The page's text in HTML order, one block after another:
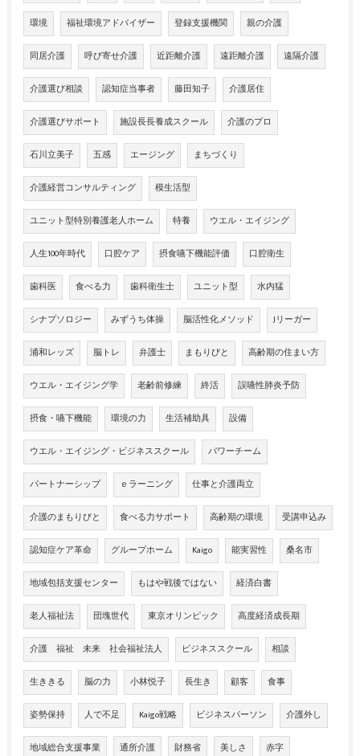
環境 福祉環境アドバイザー 登録支援機関 親の介護
同居介護 呼び寄せ介護 近距離介護 遠距離介護 遠隔介護
介護選び相談 認知症当事者 藤田知子 介護居住
介護選びサポート 施設長長養成スクール 介護のプロ
石川立美子 五感 エージング まちづくり
介護経営コンサルティング 模生活型
ユニット型特別養護老人ホーム 特養 ウエル・エイジング
人生100年時代 口腔ケア 摂食嚥下機能評価 口腔衛生
歯科医 食べる力 歯科衛生士 ユニット型 水内猛
シナプソロジー みずうち体操 脳活性化メソッド Jリーガー
浦和レッズ 脳トレ 弁護士 まもりびと 高齢期の住まい方
ウエル・エイジング学 老齢前修練 終活 誤嚥性肺炎予防
摂食・嚥下機能 環境の力 生活補助具 設備
ウエル・エイジング・ビジネススクール パワーチーム
パートナーシップ ｅラーニング 仕事と介護両立
介護のまもりびと 食べる力サポート 高齢期の環境 受講申込み
認知症ケア革命 グループホーム Kaigo 能実習性 桑名市
地域包括支援センター もはや戦後ではない 経済白書
老人福祉法 団塊世代 東京オリンピック 高度経済成長期
介護 福祉 未来 社会福祉法人 ビジネススクール 相談
生ききる 脳の力 小林悦子 長生き 顧客 食事
姿勢保持 人で不足 Kaigo戦略 ビジネスパーソン 介護外し
地域総合支援事業 通所介護 財務省 美しさ 赤字